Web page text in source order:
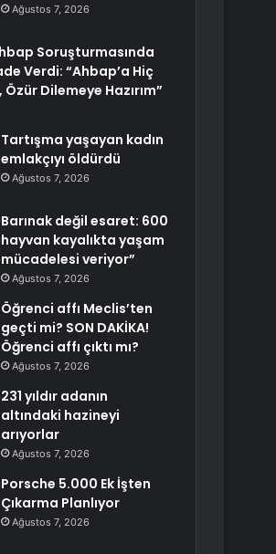
Ağustos 7, 2026
Soruşturmasında
Verdi: “Ahbap’a Hiç
Özür Dilemeye Hazırım”
Tartışma yaşayan kadın
emlakçıyı öldürdü
Ağustos 7, 2026
Barınak değil esaret: 600
hayvan kayalıkta yaşam
mücadelesi veriyor”
Ağustos 7, 2026
Öğrenci affı Meclis’ten
geçti mi? SON DAKİKA!
Öğrenci affı çıktı mı?
Ağustos 7, 2026
231 yıldır adanın
altındaki hazineyi
arıyorlar
Ağustos 7, 2026
Porsche 5.000 Ek İşten
Çıkarma Planlıyor
Ağustos 7, 2026